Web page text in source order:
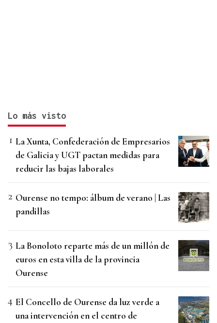
Lo más visto
La Xunta, Confederación de Empresarios
de Galicia y UGT pactan medidas para
reducir las bajas laborales
Ourense no tempo: álbum de verano | Las
pandillas
La Bonoloto reparte más de un millón de
euros en esta villa de la provincia
Ourense
El Concello de Ourense da luz verde a
una intervención en el centro de